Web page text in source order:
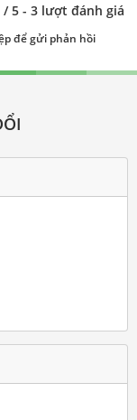
/ 5 - 3 lượt đánh giá
để gửi phản hồi